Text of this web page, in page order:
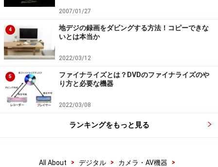
2007/01/27
4
地デジの録画をダビングする方法！コピーできな
いとは本当か
2022/03/12
5
ファイナライズとは？DVDのファイナライズのや
り方と必要な機器
2022/03/08
ランキングをもっと見る
All About > デジタル > カメラ・AV機器
>